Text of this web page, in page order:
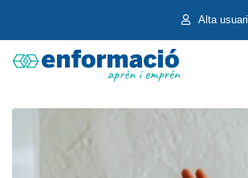
Alta usuari